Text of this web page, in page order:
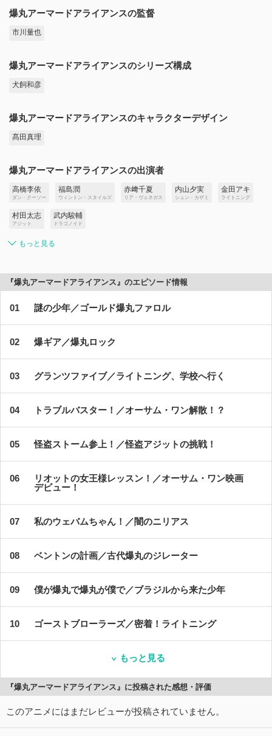
爆丸アーマードアライアンスの監督
市川量也
爆丸アーマードアライアンスのシリーズ構成
犬飼和彦
爆丸アーマードアライアンスのキャラクターデザイン
髙田真理
爆丸アーマードアライアンスの出演者
高橋李依
ダン・クーソー
福島潤
ウィントン・スタイルズ
赤﨑千夏
リア・ヴェネガス
内山夕実
シュン・カザミ
金田アキ
ライトニング
村田太志
アジット
武内駿輔
ドラゴノイド
もっと見る
『爆丸アーマードアライアンス』のエピソード情報
謎の少年／ゴールド爆丸ファロル
爆ギア／爆丸ロック
グランツファイブ／ライトニング、学校へ行く
トラブルバスター！／オーサム・ワン解散！？
怪盗ストーム参上！／怪盗アジットの挑戦！
リオットの女王様レッスン！／オーサム・ワン映画
デビュー！
私のウェバムちゃん！／闇のニリアス
ベントンの計画／古代爆丸のジレーター
僕が爆丸で爆丸が僕で／ブラジルから来た少年
ゴーストブローラーズ／密着！ライトニング
もっと見る
『爆丸アーマードアライアンス』に投稿された感想・評価
このアニメにはまだレビューが投稿されていません。